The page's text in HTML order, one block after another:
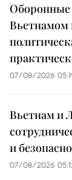
Вьетнамом
07/08/2026
Вьетнам и
и
07/08/2026